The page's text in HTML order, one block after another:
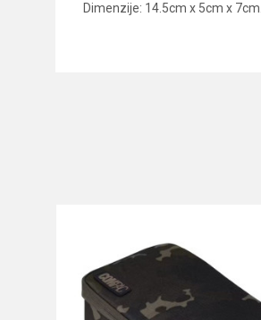
Dimenzije: 14.5cm x 5cm x 7cm.